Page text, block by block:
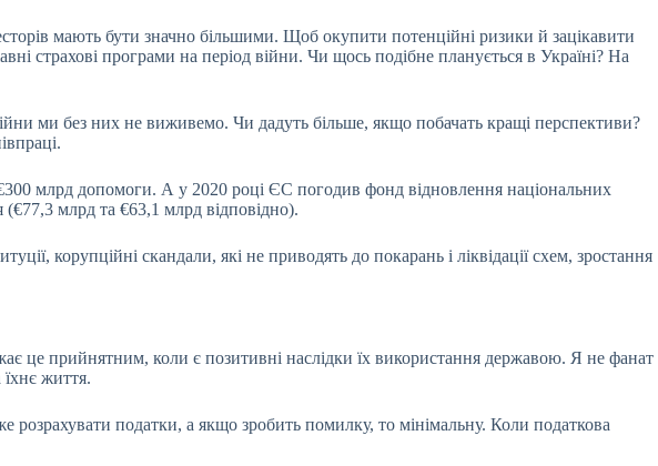
мають бути значно більшими. Щоб окупити потенційні ризики й зацікавити
страхові програми на період війни. Чи щось подібне планується в Україні? На
ми без них не виживемо. Чи дадуть більше, якщо побачать кращі перспективи?
млрд допомоги. А у 2020 році ЄС погодив фонд відновлення національних
(€77,3 млрд та €63,1 млрд відповідно).
корупційні скандали, які не приводять до покарань і ліквідації схем, зростання
це прийнятним, коли є позитивні наслідки їх використання державою. Я не фанат
життя.
розрахувати податки, а якщо зробить помилку, то мінімальну. Коли податкова